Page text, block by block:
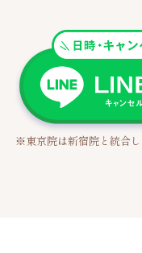
※東京院は新宿院と統合し